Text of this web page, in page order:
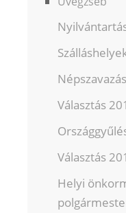
Választás
Választás
Helyi